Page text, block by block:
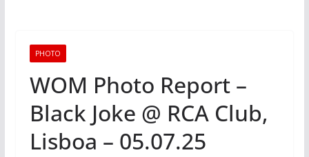
PHOTO
WOM Photo Report –
Black Joke @ RCA Club,
Lisboa – 05.07.25